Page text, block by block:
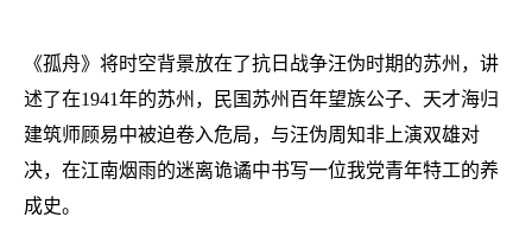
《孤舟》将时空背景放在了抗日战争汪伪时期的苏州，讲
述了在1941年的苏州，民国苏州百年望族公子、天才海归
建筑师顾易中被迫卷入危局，与汪伪周知非上演双雄对
决，在江南烟雨的迷离诡谲中书写一位我党青年特工的养
成史。